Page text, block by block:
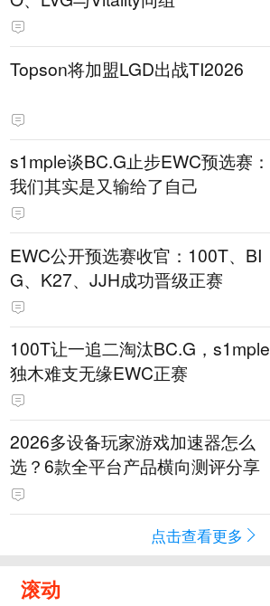
Topson将加盟LGD出战TI2026
s1mple谈BC.G止步EWC预选赛：
我们其实是又输给了自己
EWC公开预选赛收官：100T、BI
G、K27、JJH成功晋级正赛
100T让一追二淘汰BC.G，s1mple
独木难支无缘EWC正赛
2026多设备玩家游戏加速器怎么
选？6款全平台产品横向测评分享
点击查看更多
滚动